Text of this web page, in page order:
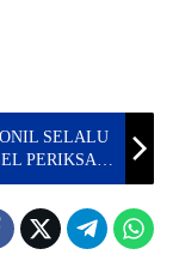
SELALU
PERIKSA